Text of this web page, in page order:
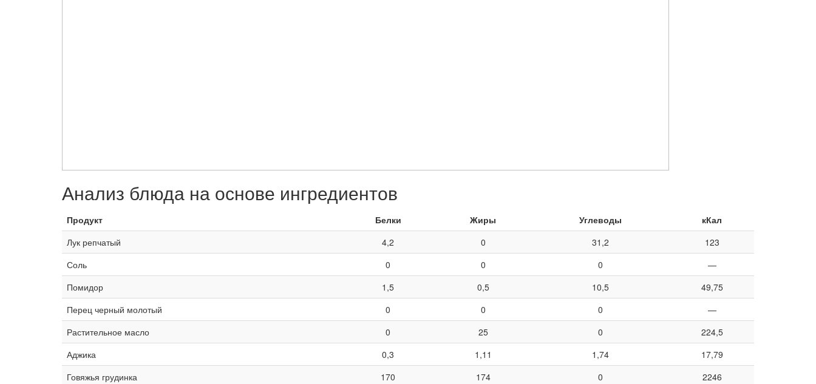
Анализ блюда на основе ингредиентов
Продукт Белки Жиры Углеводы
кКал
Лук репчатый
4,2 0 31,2
123
Соль
0 0 0
—
Помидор
1,5 0,5 10,5
49,75
Перец черный молотый
0 0 0
—
Растительное масло
0 25 0
224,5
Аджика
0,3 1,11 1,74
17,79
Говяжья грудинка
170 174 0
2246